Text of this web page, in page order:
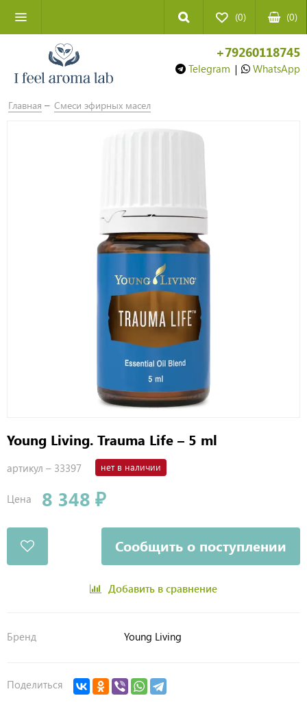
(0) (0)
+79260118745
Telegram | WhatsApp
Главная Смеси эфирных масел
Young Living. Trauma Life – 5 ml
артикул – 33397 нет в наличии
Цена 8 348 ₽
Сообщить о поступлении
Добавить в сравнение
Бренд Young Living
Поделиться